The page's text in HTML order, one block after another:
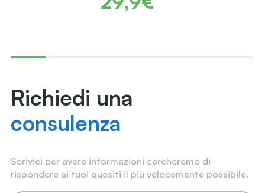
Richiedi una
consulenza
Scrivici per avere informazioni cercheremo di
rispondere ai tuoi quesiti il più velocemente possibile.